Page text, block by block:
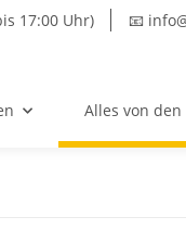
17:00 Uhr) 📧
Alles von den